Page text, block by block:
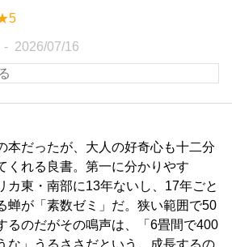
2026/07/16
本だったが、大人の好奇心も十二分
くれる良書。第一に分かりやす
東・南部に13年ないし、17年ごと
蝉が「素数ゼミ」だ。狭い範囲で50
るのだがその鳴声は、「6畳間で400
な」うるささだという。成長するの